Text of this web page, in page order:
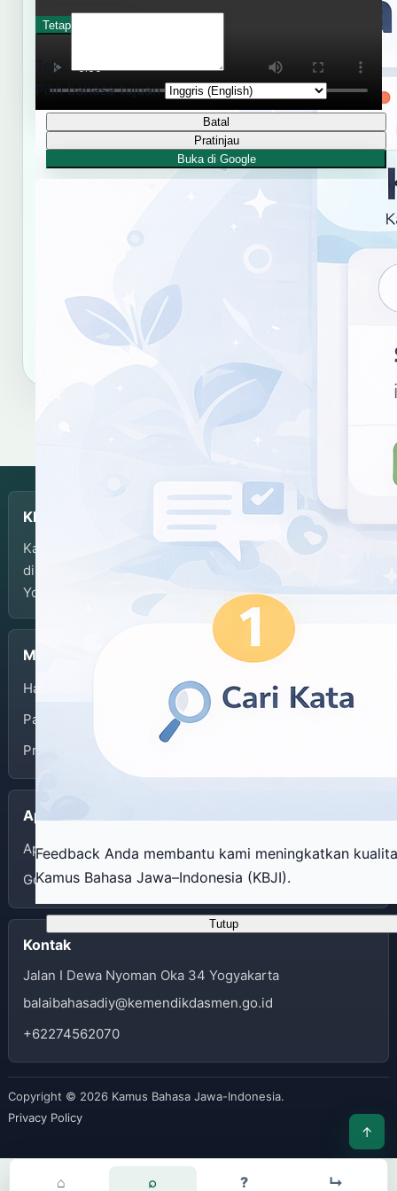
Feedback Anda membantu kami meningkatkan
Kamus Bahasa Jawa–Indonesia (KBJI).
Tutup
Tetap dengarkan
Teks
Pilih bahasa tujuan
Batal
Pratinjau
Buka di Google
gebayak gebayan
gèbèl
RUJUKAN RESMI KBJI
Kamus Bahasa Jawa-Indonesia Balai
Bahasa Provinsi Daerah Istimewa
Gunakan tautan dan format sitasi ini untuk merujuk
Salin tautan
KBJI
Kamus Bahasa Jawa-Indonesia dikembangkan dan
dikelola oleh Balai Bahasa Provinsi Daerah Istimewa
Yogyakarta.
Menu
Halaman Depan
Panduan Penggunaan
Privacy Policy
Aplikasi
App Store
Google Play
Kontak
Jalan I Dewa Nyoman Oka 34 Yogyakarta
balaibahasadiy@kemendikdasmen.go.id
+62274562070
Copyright © 2026 Kamus Bahasa Jawa-Indonesia.
Privacy Policy
⌂ ⌕ ? ↳
↑